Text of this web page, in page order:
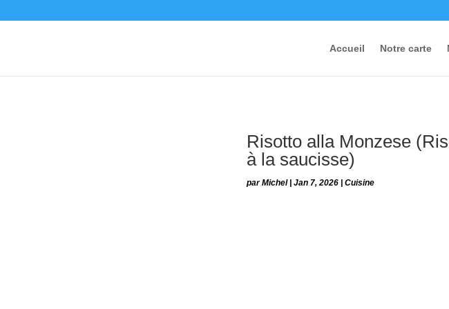
Accueil Notre carte
Risotto alla Monzese
à la saucisse)
parMichel|Jan 7, 2026 |Cuisine